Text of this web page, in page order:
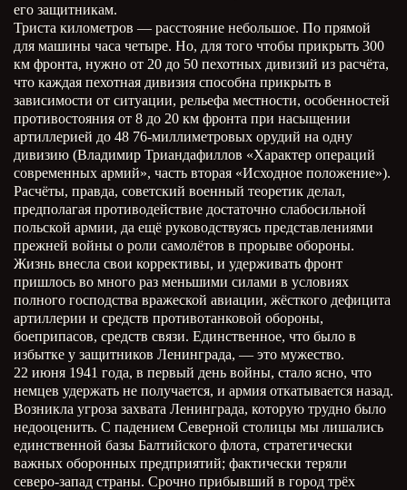
его защитникам.
Триста километров — расстояние небольшое. По прямой
для машины часа четыре. Но, для того чтобы прикрыть 300
км фронта, нужно от 20 до 50 пехотных дивизий из расчёта,
что каждая пехотная дивизия способна прикрыть в
зависимости от ситуации, рельефа местности, особенностей
противостояния от 8 до 20 км фронта при насыщении
артиллерией до 48 76-миллиметровых орудий на одну
дивизию (Владимир Триандафиллов «Характер операций
современных армий», часть вторая «Исходное положение»).
Расчёты, правда, советский военный теоретик делал,
предполагая противодействие достаточно слабосильной
польской армии, да ещё руководствуясь представлениями
прежней войны о роли самолётов в прорыве обороны.
Жизнь внесла свои коррективы, и удерживать фронт
пришлось во много раз меньшими силами в условиях
полного господства вражеской авиации, жёсткого дефицита
артиллерии и средств противотанковой обороны,
боеприпасов, средств связи. Единственное, что было в
избытке у защитников Ленинграда, — это мужество.
22 июня 1941 года, в первый день войны, стало ясно, что
немцев удержать не получается, и армия откатывается назад.
Возникла угроза захвата Ленинграда, которую трудно было
недооценить. С падением Северной столицы мы лишались
единственной базы Балтийского флота, стратегически
важных оборонных предприятий; фактически теряли
северо-запад страны. Срочно прибывший в город трёх